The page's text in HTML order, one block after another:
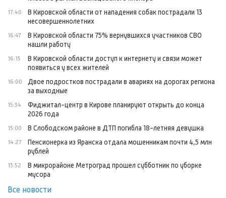
17:40
В Кировской области от нападения собак пострадали 13
несовершеннолетних
16:47
В Кировской области 75% вернувшихся участников СВО
нашли работу
16:15
В Кировской области доступ к интернету и связи может
появиться у всех жителей
16:00
Двое подростков пострадали в авариях на дорогах региона
за выходные
15:34
Фиджитал-центр в Кирове планируют открыть до конца
2026 года
15:00 В Слободском районе в ДТП погибла 18-летняя девушка
14:27
Пенсионерка из Яранска отдала мошенникам почти 4,5 млн
рублей
13:52
В микрорайоне Метроград прошел субботник по уборке
мусора
Все новости